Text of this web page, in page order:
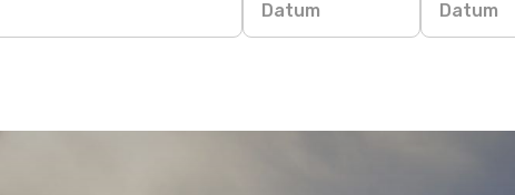
Datum Datum